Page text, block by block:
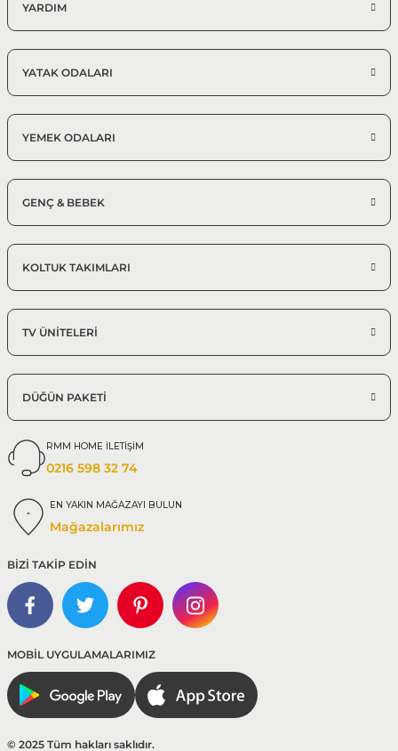
YARDIM
YATAK ODALARI
YEMEK ODALARI
GENÇ & BEBEK
KOLTUK TAKIMLARI
TV ÜNİTELERİ
DÜĞÜN PAKETİ
RMM HOME İLETİŞİM
0216 598 32 74
EN YAKIN MAĞAZAYI BULUN
Mağazalarımız
BİZİ TAKİP EDİN
MOBİL UYGULAMALARIMIZ
© 2025 Tüm hakları saklıdır.